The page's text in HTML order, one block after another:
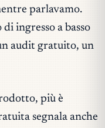
parlavamo.
ingresso a basso
audit gratuito, un
più è
segnala anche